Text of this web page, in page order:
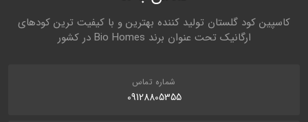
کاسپین کود گلستان تولید کننده بهترین و با کیفیت ترین کودهای
ارگانیک تحت عنوان برند Bio Homes در کشور
شماره تماس
09128805355